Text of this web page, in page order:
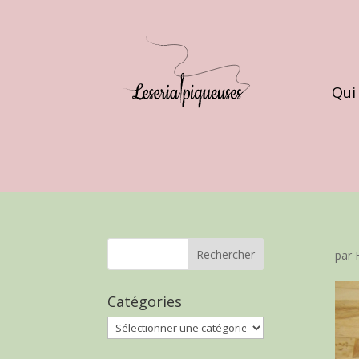
par
Catégories
Catégories